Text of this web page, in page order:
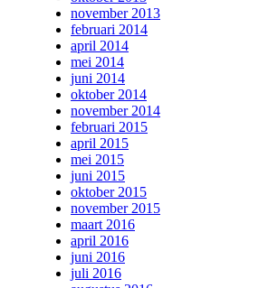
november 2013
februari 2014
april 2014
mei 2014
juni 2014
oktober 2014
november 2014
februari 2015
april 2015
mei 2015
juni 2015
oktober 2015
november 2015
maart 2016
april 2016
juni 2016
juli 2016